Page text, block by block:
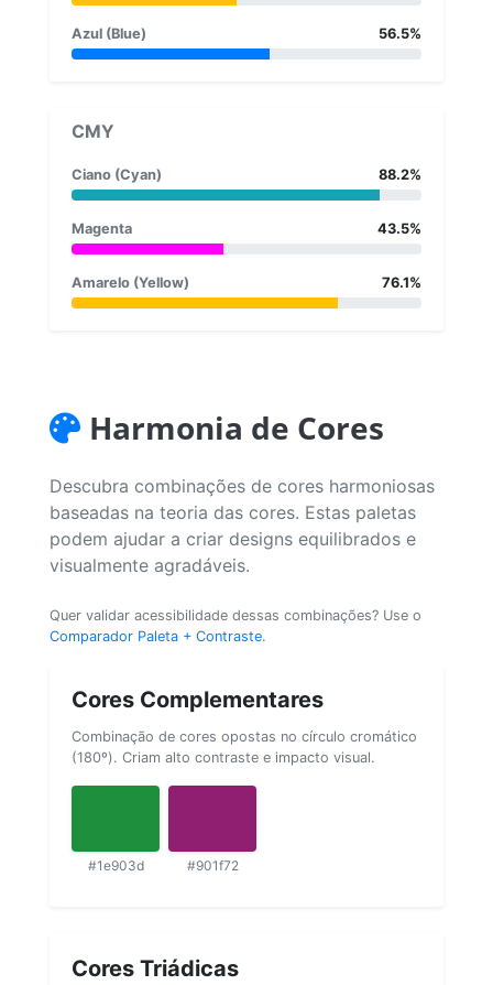
Azul (Blue) 56.5%
CMY
Ciano (Cyan) 88.2%
Magenta 43.5%
Amarelo (Yellow) 76.1%
Harmonia de Cores
Descubra combinações de cores harmoniosas
baseadas na teoria das cores. Estas paletas
podem ajudar a criar designs equilibrados e
visualmente agradáveis.
Quer validar acessibilidade dessas combinações? Use o
Comparador Paleta + Contraste.
Cores Complementares
Combinação de cores opostas no círculo cromático
(180º). Criam alto contraste e impacto visual.
#1e903d #901f72
Cores Triádicas